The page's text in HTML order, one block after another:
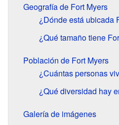
Geografía de Fort Myers
¿Dónde está ubicada
¿Qué tamaño tiene
Población de Fort Myers
¿Cuántas personas
¿Qué diversidad hay
Galería de imágenes